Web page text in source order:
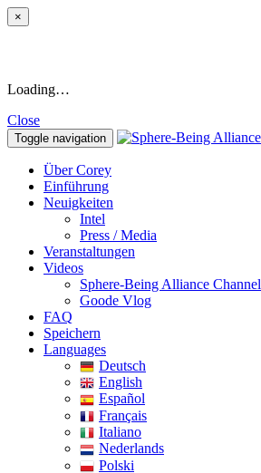
×
Loading…
Close
Toggle navigation
Über Corey
Einführung
Neuigkeiten
Intel
Press / Media
Veranstaltungen
Videos
Sphere-Being Alliance Channel
Goode Vlog
FAQ
Speichern
Languages
Deutsch
English
Español
Français
Italiano
Nederlands
Polski